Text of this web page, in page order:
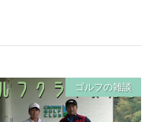
ゴルフの雑談